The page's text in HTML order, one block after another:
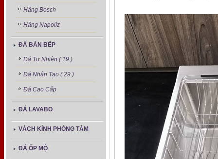
Hãng Bosch
Hãng Napoliz
ĐÁ BÀN BẾP
Đá Tự Nhiên ( 19 )
Đá Nhân Tạo ( 29 )
Đá Cao Cấp
ĐÁ LAVABO
VÁCH KÍNH PHÒNG TẮM
ĐÁ ỐP MỘ